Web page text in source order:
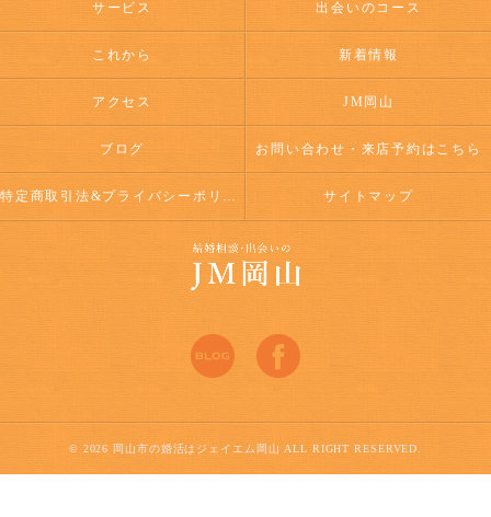
サービス 出会いのコース
これから 新着情報
アクセス JM岡山
ブログ お問い合わせ・来店予約はこちら
特定商取引法&プライバシーポリシー サイトマップ
© 2026 岡山市の婚活はジェイエム岡山 ALL RIGHT RESERVED.